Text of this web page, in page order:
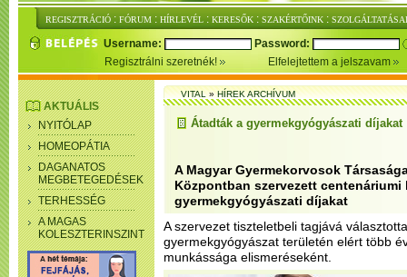
REGISZTRÁCIÓ : FÓRUM : HÍRLEVÉL : KERESŐK : SZAKÉRTŐINK :
Username:
Password:
Regisztrálni szeretnék!
Elfelejtettem a jelszavam
AKTUÁLIS
NYITÓLAP
HOMEOPÁTIA
DAGANATOS
MEGBETEGEDÉSEK
TERHESSÉG
A MAGAS
KOLESZTERINSZINT
VITAL»HÍREK ARCHÍVUM
Átadták a gyermekgyógyászati díjakat
A Magyar Gyermekorvosok
Központban szervezett
gyermekgyógyászati díjakat
A szervezet tiszteletbeli tagjává
gyermekgyógyászat területén elért több
munkássága elismeréseként.